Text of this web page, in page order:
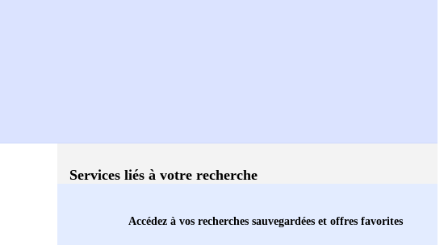
Services liés à votre recherche
Accédez à vos recherches sauvegardées et offres favorites